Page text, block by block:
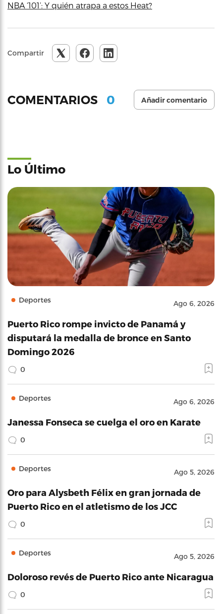
NBA ‘101’: Y quién atrapa a estos Heat?
Compartir
COMENTARIOS 0 Añadir comentario
Lo Último
Deportes Ago 6, 2026
Puerto Rico rompe invicto de Panamá y
disputará la medalla de bronce en Santo
Domingo 2026
0
Deportes Ago 6, 2026
Janessa Fonseca se cuelga el oro en Karate
0
Deportes Ago 5, 2026
Oro para Alysbeth Félix en gran jornada de
Puerto Rico en el atletismo de los JCC
0
Deportes Ago 5, 2026
Doloroso revés de Puerto Rico ante Nicaragua
0